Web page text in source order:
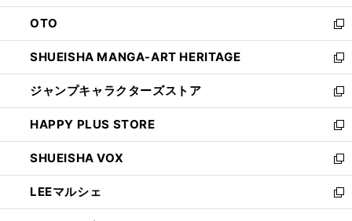
ウ
で
開
く
ン
ド
ウ
で
開
く
OTO
新
し
い
ウ
ィ
ン
ド
ウ
で
開
く
SHUEISHA MANGA-ART HERITAGE
新
し
い
ウ
ィ
ン
ド
ウ
で
開
ジャンプキャラクターズストア
新
し
い
ウ
ィ
ン
ド
ウ
HAPPY PLUS STORE
新
し
い
ウ
ィ
ン
SHUEISHA VOX
新
し
い
ウ
LEEマルシェ
新
し